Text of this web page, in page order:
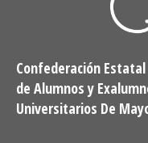
Confederación
de Alumnos y
Universitarios De